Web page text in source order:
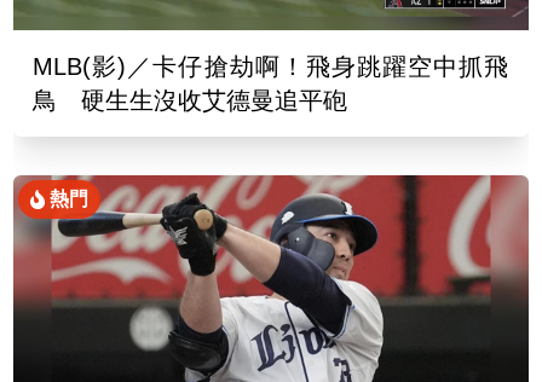
MLB(影)／卡仔搶劫啊！飛身跳躍空中抓飛
鳥 硬生生沒收艾德曼追平砲
熱門